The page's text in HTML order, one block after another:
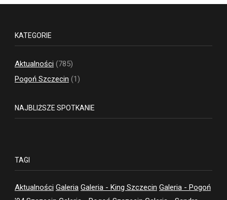
KATEGORIE
Aktualności (785)
Pogoń Szczecin (1)
NAJBLIŻSZE SPOTKANIE
TAGI
Aktualności Galeria Galeria - King Szczecin Galeria - Pogoń